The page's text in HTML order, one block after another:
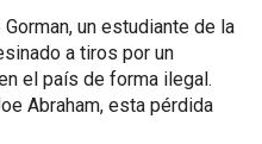
un estudiante de la
a tiros por un
el país de forma ilegal.
Abraham, esta pérdida